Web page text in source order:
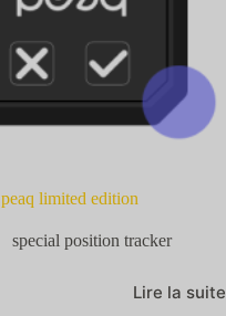
peaq limited edition
special position tracker
Lire la suite